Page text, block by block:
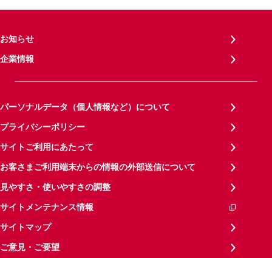
お知らせ
企業情報
パーソナルデータ（個人情報など）について
プライバシーポリシー
サイトご利用にあたって
お客さまご利用端末からの情報の外部送信について
見やすさ・使いやすさの調整
サイトメンテナンス情報
サイトマップ
ご意見・ご要望